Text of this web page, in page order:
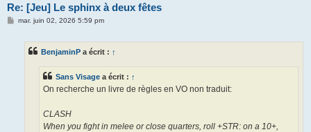
Re: [Jeu] Le sphinx à deux fêtes
Mmar. juin 02, 2026 5:59 pm
BenjaminP a écrit : ↑
Sans Visage a écrit : ↑
On recherche un livre de règles en VO non traduit:
CLASH
When you fight in melee or close quarters, roll +STR: on a 10+,